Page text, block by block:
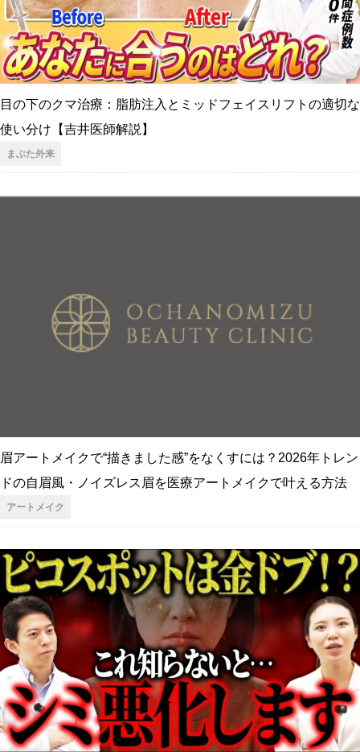
目の下のクマ治療：脂肪注入とミッドフェイスリフトの適切な
使い分け【吉井医師解説】
まぶた外来
眉アートメイクで“描きました感”をなくすには？2026年トレン
ドの自眉風・ノイズレス眉を医療アートメイクで叶える方法
アートメイク